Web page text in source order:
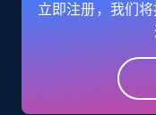
business
verified, and
立即注册，我们